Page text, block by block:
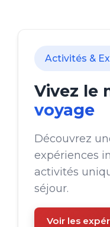
Activités &
Vivez le
voyage
Découvrez
expériences
activités
séjour.
Voir les